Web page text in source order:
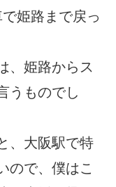
姫路まで戻っ
、姫路からス
うものでし
、大阪駅で特
ので、僕はこ